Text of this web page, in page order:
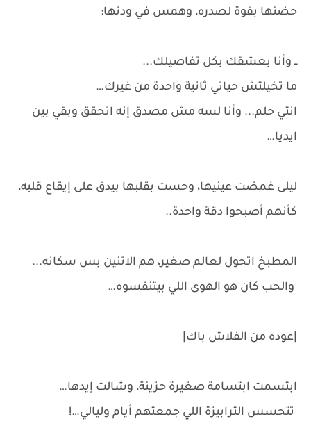
حضنها بقوة لصدره، وهمس في ودنها:
ــ وأنا بعشقك بكل تفاصيلك...
ما تخيلتش حياتي ثانية واحدة من غيرك…
انتي حلم... وأنا لسه مش مصدق إنه اتحقق وبقي بين
ايديا…
ليلى غمضت عينيها، وحست بقلبها بيدق على إيقاع قلبه،
كأنهم أصبحوا دقة واحدة..
المطبخ اتحول لعالم صغير، هم الاتنين بس سكانه...
والحب كان هو الهوى اللي بيتنفسوه…
|عوده من الفلاش باك|
ابتسمت ابتسامة صغيرة حزينة، وشالت إيدها…
تتحسس الترابيزة اللي جمعتهم أيام وليالي…!